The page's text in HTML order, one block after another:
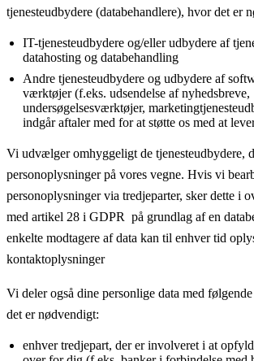
tjenesteudbydere (databehandlere), hvor det er
IT-tjenesteudbydere og/eller udbydere af
datahosting og databehandling
Andre tjenesteudbydere og udbydere af
værktøjer (f.eks. udsendelse af nyhedsbreve,
undersøgelsesværktøjer,
indgår aftaler med for at støtte os med at
Vi udvælger omhyggeligt de tjenesteudbydere,
personoplysninger på vores vegne. Hvis vi
personoplysninger via tredjeparter, sker dette i
med artikel 28 i GDPR på grundlag af en
enkelte modtagere af data kan til enhver tid
kontaktoplysninger
Vi deler også dine personlige data med
det er nødvendigt:
enhver tredjepart, der er involveret i at